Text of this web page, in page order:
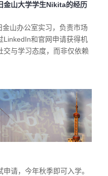
金山大学学生Nikita的经历
山办公室实习，负责市场
LinkedIn和官网申请获得机
交与学习态度，而非仅依赖
请，今年秋季即可入学。